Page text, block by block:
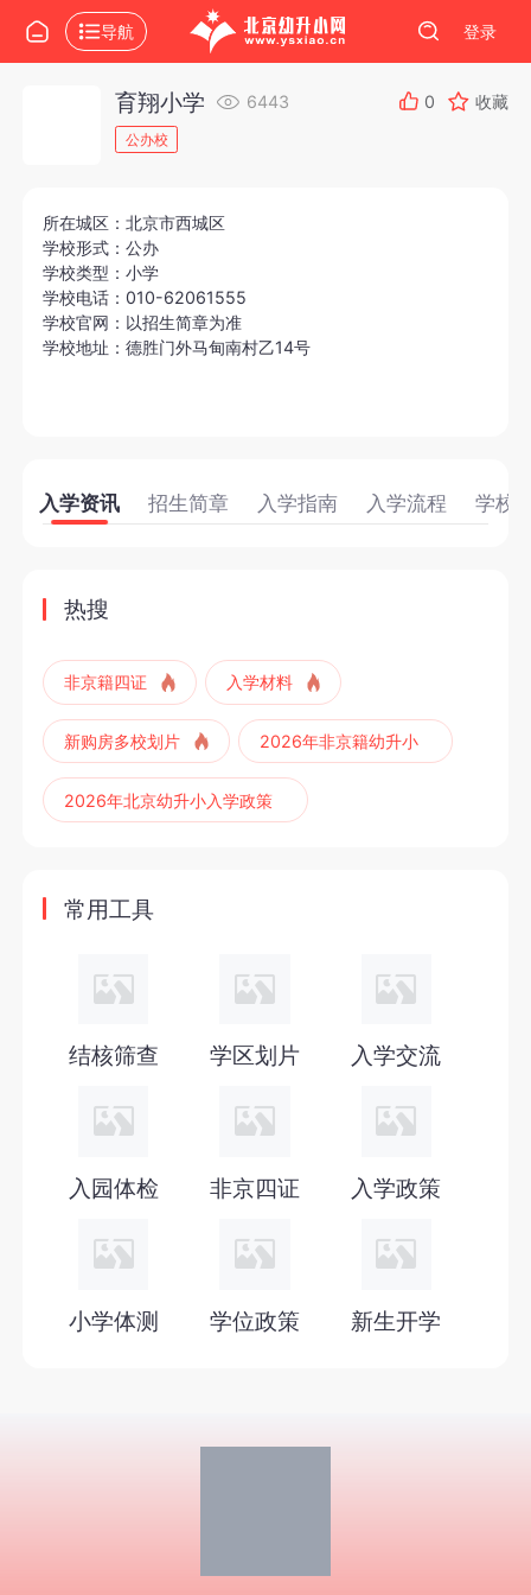
导航 登录
育翔小学 6443 0 收藏
公办校
所在城区：北京市西城区
学校形式：公办
学校类型：小学
学校电话：010-62061555
学校官网：以招生简章为准
学校地址：德胜门外马甸南村乙14号
入学资讯 招生简章 入学指南 入学流程 学校
热搜
非京籍四证 入学材料
新购房多校划片 2026年非京籍幼升小
2026年北京幼升小入学政策
2027年非京籍幼升小
2027年北京六年一学位政策
常用工具
结核筛查 学区划片 入学交流
入园体检 非京四证 入学政策
小学体测 学位政策 新生开学